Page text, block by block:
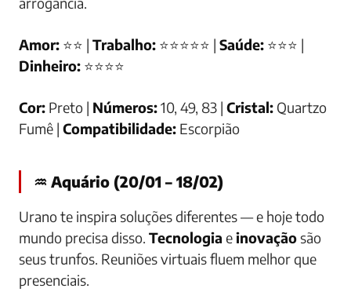
Amor: ⭐⭐ | Trabalho: ⭐⭐⭐⭐⭐ | Saúde: ⭐⭐⭐ |
Dinheiro: ⭐⭐⭐⭐
Cor: Preto | Números:10, 49, 83 | Cristal: Quartzo
Fumê | Compatibilidade: Escorpião
♒ Aquário (20/01 – 18/02)
Urano te inspira soluções diferentes — e hoje todo
mundo precisa disso. Tecnologia einovaçãosão
seus trunfos. Reuniões virtuais fluem melhor que
presenciais.